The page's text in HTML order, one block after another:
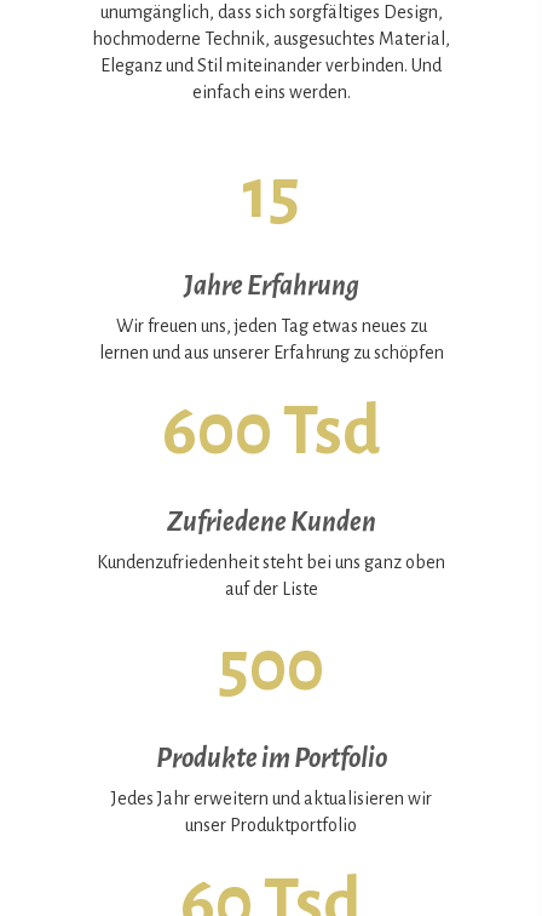
unumgänglich, dass sich sorgfältiges Design,
hochmoderne Technik, ausgesuchtes Material,
Eleganz und Stil miteinander verbinden. Und
einfach eins werden.
15
Jahre Erfahrung
Wir freuen uns, jeden Tag etwas neues zu
lernen und aus unserer Erfahrung zu schöpfen
600 Tsd
Zufriedene Kunden
Kundenzufriedenheit steht bei uns ganz oben
auf der Liste
500
Produkte im Portfolio
Jedes Jahr erweitern und aktualisieren wir
unser Produktportfolio